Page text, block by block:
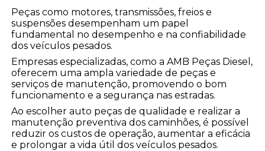
Peças como motores, transmissões, freios e
suspensões desempenham um papel
fundamental no desempenho e na confiabilidade
dos veículos pesados.
Empresas especializadas, como a AMB Peças Diesel,
oferecem uma ampla variedade de peças e
serviços de manutenção, promovendo o bom
funcionamento e a segurança nas estradas.
Ao escolher auto peças de qualidade e realizar a
manutenção preventiva dos caminhões, é possível
reduzir os custos de operação, aumentar a eficácia
e prolongar a vida útil dos veículos pesados.